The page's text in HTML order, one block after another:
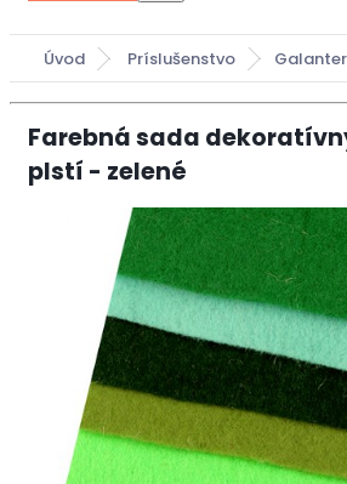
Úvod Príslušenstvo
Farebná sada
plstí - zelené